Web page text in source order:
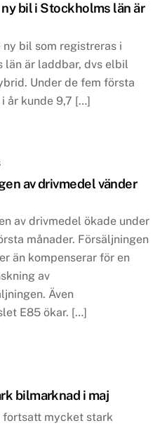
bil i Stockholms län är
ny bil som registreras i
län är laddbar, dvs elbil
Under de fem första
år kunde 9,7 […]
av drivmedel vänder
av drivmedel ökade under
månader. Försäljningen
än kompenserar för en
av
Även
E85 ökar. […]
bilmarknad i maj
fortsatt mycket stark